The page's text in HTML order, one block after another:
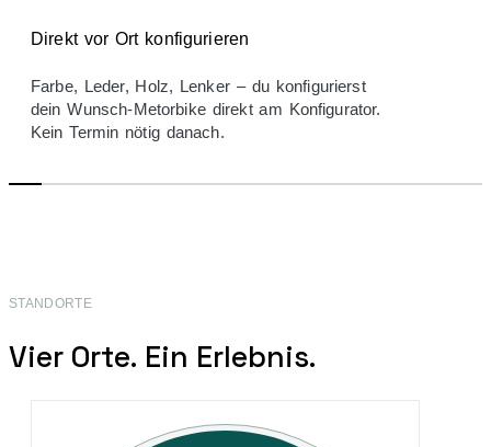
Direkt vor Ort konfigurieren
Farbe, Leder, Holz, Lenker – du konfigurierst
dein Wunsch-Metorbike direkt am Konfi­gurator.
Kein Termin nötig danach.
STANDORTE
Vier Orte. Ein Erlebnis.